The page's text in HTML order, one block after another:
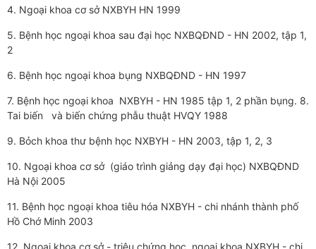
4. Ngoại khoa cơ sở NXBYH HN 1999
5. Bệnh học ngoại khoa sau đại học NXBQĐND - HN 2002, tập 1,
2
6. Bệnh học ngoại khoa bụng NXBQĐND - HN 1997
7. Bệnh học ngoại khoa NXBYH - HN 1985 tập 1, 2 phần bụng. 8.
Tai biến và biến chứng phẫu thuật HVQY 1988
9. Bỏch khoa th­­­ư bệnh học NXBYH - HN 2003, tập 1, 2, 3
10. Ngoại khoa cơ sở (giáo trình giảng dạy đại học) NXBQĐND
Hà Nội 2005
11. Bệnh học ngoại khoa tiêu hóa NXBYH - chi nhánh thành phố
Hồ Chớ Minh 2003
12. Ngoại khoa cơ sở - triệu chứng học ngoại khoa NXBYH - chi